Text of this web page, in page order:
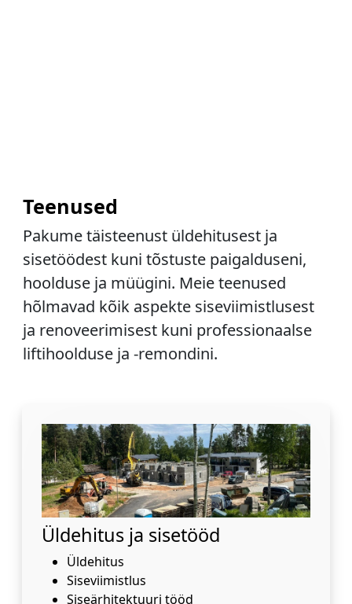
Teenused
Pakume täisteenust üldehitusest ja
sisetöödest kuni tõstuste paigalduseni,
hoolduse ja müügini. Meie teenused
hõlmavad kõik aspekte siseviimistlusest
ja renoveerimisest kuni professionaalse
liftihoolduse ja -remondini.
Üldehitus ja sisetööd
Üldehitus
Siseviimistlus
Siseärhitektuuri tööd